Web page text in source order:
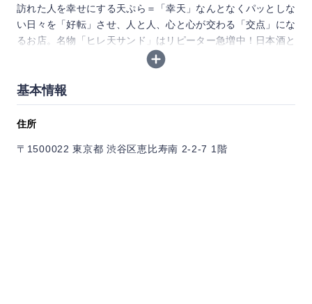
訪れた人を幸せにする天ぷら＝「幸天」なんとなくパッとしな
い日々を「好転」させ、人と人、心と心が交わる「交点」にな
るお店。名物「ヒレ天サンド」はリピーター急増中！日本酒と
天ぷらの相性抜群！！五島産椿油と太白胡麻油を配合し、素材
の味を邪魔しないこだわった油を使用。季節の素材の天ぷらを
カウンター、テーブル、個室で楽しめます。
基本情報
住所
〒1500022 東京都 渋谷区恵比寿南 2-2-7 1階